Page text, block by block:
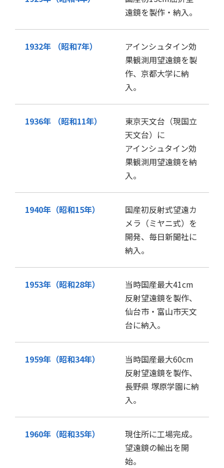
遠鏡を製作・納入。
1932年 （昭和7年）
アインシュタイン効
果観測用望遠鏡を製
作、京都大学に納
入。
1936年 （昭和11年）
東京天文台（現国立
天文台）に
アインシュタイン効
果観測用望遠鏡を納
入。
1940年（昭和15年）
国産初反射式望遠カ
メラ（ミヤニ式）を
開発、毎日新聞社に
納入。
1953年（昭和28年）
当時国産最大41cm
反射望遠鏡を製作、
仙台市・富山市天文
台に納入。
1959年（昭和34年）
当時国産最大60cm
反射望遠鏡を製作、
長野県 塚原学園に納
入。
1960年（昭和35年）
現住所に工場完成。
望遠鏡の輸出を開
始。